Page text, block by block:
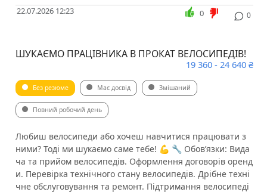
22.07.2026 12:23 0
0
ШУКАЄМО ПРАЦІВНИКА В ПРОКАТ ВЕЛОСИПЕДІВ!
19 360 - 24 640 ₴
Без резюме Має досвід Змішаний
Повний робочий день
Любиш велосипеди або хочеш навчитися працювати з
ними? Тоді ми шукаємо саме тебе! 💪 🔧 Обов’язки: Вида
ча та прийом велосипедів. Оформлення договорів оренд
и. Перевірка технічного стану велосипедів. Дрібне техні
чне обслуговування та ремонт. Підтримання велосипеді